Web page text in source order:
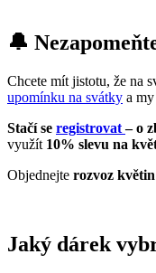
🔔
Chcete mít jistotu, že na
upomínku na svátky a
Stačí se registrovat– o
využít 10% slevu na
Objednejte rozvoz
Jaký dárek